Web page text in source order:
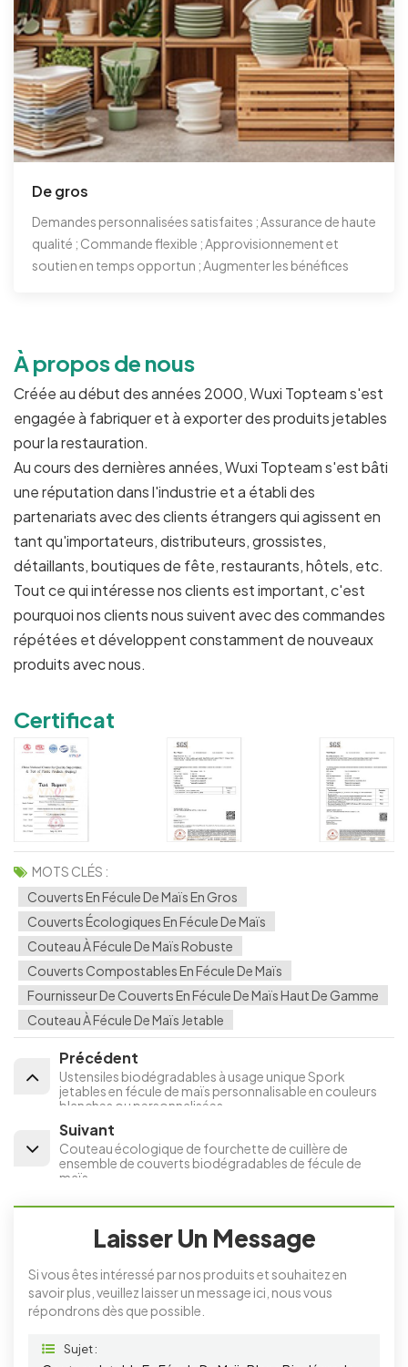
De gros
Demandes personnalisées satisfaites ; Assurance de haute
qualité ; Commande flexible ; Approvisionnement et
soutien en temps opportun ; Augmenter les bénéfices
À propos de nous
Créée au début des années 2000, Wuxi Topteam s'est
engagée à fabriquer et à exporter des produits jetables
pour la restauration.
Au cours des dernières années, Wuxi Topteam s'est bâti
une réputation dans l'industrie et a établi des
partenariats avec des clients étrangers qui agissent en
tant qu'importateurs, distributeurs, grossistes,
détaillants, boutiques de fête, restaurants, hôtels, etc.
Tout ce qui intéresse nos clients est important, c'est
pourquoi nos clients nous suivent avec des commandes
répétées et développent constamment de nouveaux
produits avec nous.
Certificat
MOTS CLÉS :
Couverts En Fécule De Maïs En Gros
Couverts Écologiques En Fécule De Maïs
Couteau À Fécule De Maïs Robuste
Couverts Compostables En Fécule De Maïs
Fournisseur De Couverts En Fécule De Maïs Haut De Gamme
Couteau À Fécule De Maïs Jetable
Précédent
Ustensiles biodégradables à usage unique Spork
jetables en fécule de maïs personnalisable en couleurs
blanches ou personnalisées
Suivant
Couteau écologique de fourchette de cuillère de
ensemble de couverts biodégradables de fécule de
maïs
Laisser Un Message
Si vous êtes intéressé par nos produits et souhaitez en
savoir plus, veuillez laisser un message ici, nous vous
répondrons dès que possible.
Sujet :